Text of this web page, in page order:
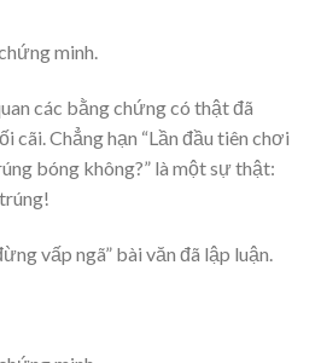
minh.
các bằng chứng có thật đã
cãi. Chẳng hạn “Lần đầu tiên chơi
bóng không?” là một sự thật:
vấp ngã” bài văn đã lập luận.